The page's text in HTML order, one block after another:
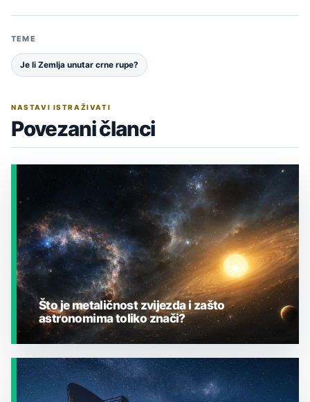
TEME
Je li Zemlja unutar crne rupe?
NASTAVI ISTRAŽIVATI
Povezani članci
JESTE LI ZNALI?
Što je metaličnost zvijezda i zašto
astronomima toliko znači?